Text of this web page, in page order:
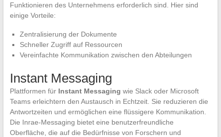
Funktionieren des Unternehmens erforderlich sind. Hier sind
einige Vorteile:
Zentralisierung der Dokumente
Schneller Zugriff auf Ressourcen
Vereinfachte Kommunikation zwischen den Abteilungen
Instant Messaging
Plattformen für Instant Messaging wie Slack oder Microsoft
Teams erleichtern den Austausch in Echtzeit. Sie reduzieren die
Antwortzeiten und ermöglichen eine flüssigere Kommunikation.
Die Inrae-Messaging bietet eine benutzerfreundliche
Oberfläche, die auf die Bedürfnisse von Forschern und